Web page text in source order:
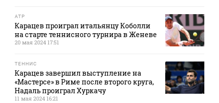
ATP
Карацев проиграл итальянцу Коболли
на старте теннисного турнира в Женеве
20 мая 2024 17:51
ТЕННИС
Карацев завершил выступление на
«Мастерсе» в Риме после второго круга,
Надаль проиграл Хуркачу
11 мая 2024 16:21